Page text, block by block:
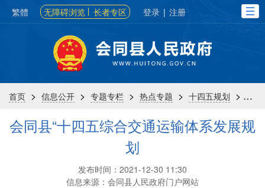
繁體 无障碍浏览 长者专区 登录 | 注册
首页 > 信息公开 > 专题专栏 > 热点专题 > 十四五规划 > 专
会同县“十四五综合交通运输体系发展规
划
发布时间：2021-12-30 11:30
信息来源：会同县人民政府门户网站